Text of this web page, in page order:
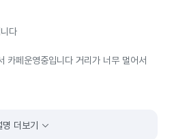
다
카페운영중입니다 거리가 너무 멀어서
명 더보기